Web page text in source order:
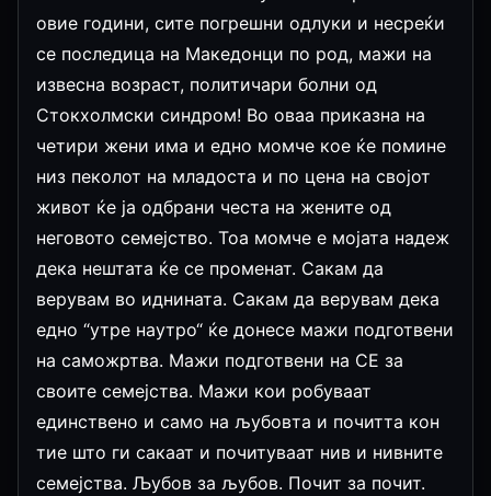
овие години, сите погрешни одлуки и несреќи
се последица на Македонци по род, мажи на
извесна возраст, политичари болни од
Стокхолмски синдром! Во оваа приказна на
четири жени има и едно момче кое ќе помине
низ пеколот на младоста и по цена на својот
живот ќе ја одбрани честа на жените од
неговото семејство. Тоа момче е мојата надеж
дека нештата ќе се променат. Сакам да
верувам во иднината. Сакам да верувам дека
едно “утре наутро“ ќе донесе мажи подготвени
на саможртва. Мажи подготвени на СЕ за
своите семејства. Мажи кои робуваат
единствено и само на љубовта и почитта кон
тие што ги сакаат и почитуваат нив и нивните
семејства. Љубов за љубов. Почит за почит.